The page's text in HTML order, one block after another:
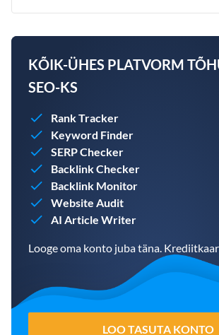
KÕIK-ÜHES PLATVORM
SEO-KS
Rank Tracker
Keyword Finder
SERP Checker
Backlink Checker
Backlink Monitor
Website Audit
AI Article Writer
Looge oma konto juba täna.
LOO TASUTA KONTO